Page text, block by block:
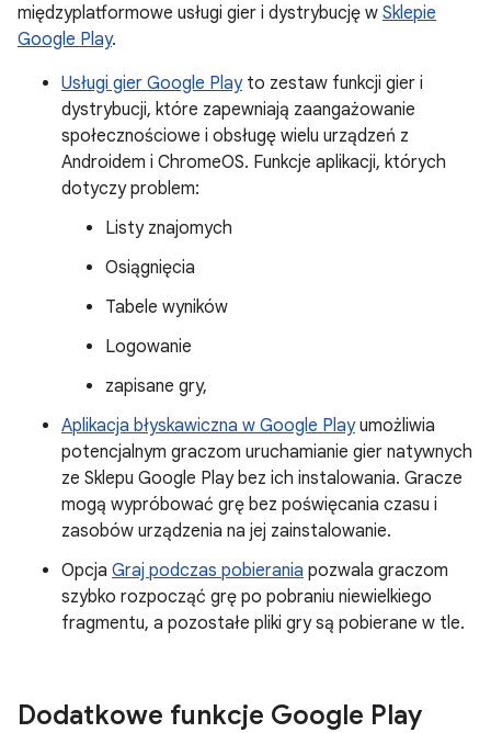
międzyplatformowe usługi gier i dystrybucję w Sklepie
Google Play.
Usługi gier Google Playto zestaw funkcji gier i
dystrybucji, które zapewniają zaangażowanie
społecznościowe i obsługę wielu urządzeń z
Androidem i ChromeOS. Funkcje aplikacji, których
dotyczy problem:
Listy znajomych
Osiągnięcia
Tabele wyników
Logowanie
zapisane gry,
Aplikacja błyskawiczna w Google Playumożliwia
potencjalnym graczom uruchamianie gier natywnych
ze Sklepu Google Play bez ich instalowania. Gracze
mogą wypróbować grę bez poświęcania czasu i
zasobów urządzenia na jej zainstalowanie.
Opcja Graj podczas pobierania pozwala graczom
szybko rozpocząć grę po pobraniu niewielkiego
fragmentu, a pozostałe pliki gry są pobierane w tle.
Dodatkowe funkcje Google Play